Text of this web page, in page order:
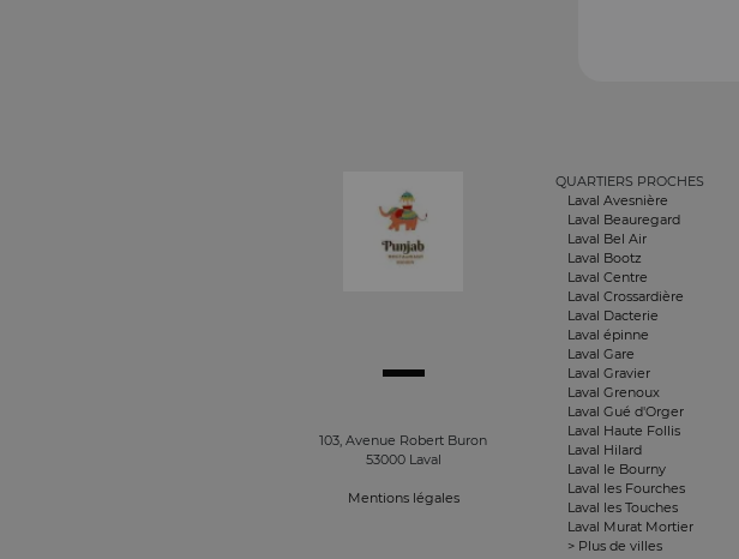
103, Avenue Robert Buron
53000 Laval
Mentions légales
QUARTIERS PROCHES
Laval Avesnière
Laval Beauregard
Laval Bel Air
Laval Bootz
Laval Centre
Laval Crossardière
Laval Dacterie
Laval épinne
Laval Gare
Laval Gravier
Laval Grenoux
Laval Gué d'Orger
Laval Haute Follis
Laval Hilard
Laval le Bourny
Laval les Fourches
Laval les Touches
Laval Murat Mortier
> Plus de villes